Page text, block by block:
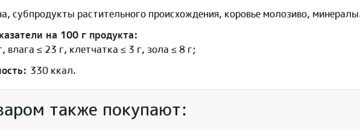
субпродукты растительного происхождения, коровье молозиво,
на 100 г продукта:
влага ≤ 23 г, клетчатка ≤ 3 г, зола ≤ 8 г;
330 ккал.
также покупают: